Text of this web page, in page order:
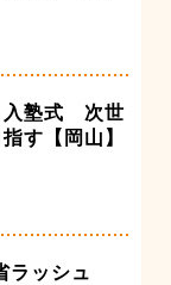
入塾式 次世
す【岡山】
ラッシュ